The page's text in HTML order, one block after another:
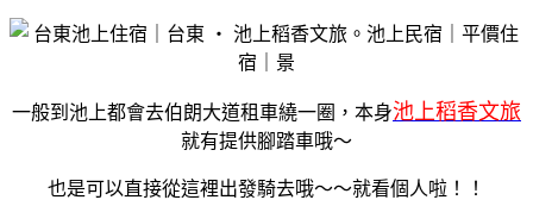
一般到池上都會去伯朗大道租車繞一圈，本身池上稻香文旅
就有提供腳踏車哦～
也是可以直接從這裡出發騎去哦～～就看個人啦！！